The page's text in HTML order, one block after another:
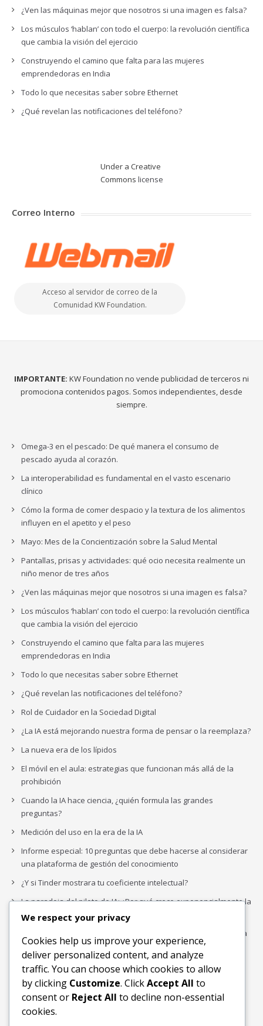
¿Ven las máquinas mejor que nosotros si una imagen es falsa?
Los músculos ‘hablan’ con todo el cuerpo: la revolución científica
que cambia la visión del ejercicio
Construyendo el camino que falta para las mujeres
emprendedoras en India
Todo lo que necesitas saber sobre Ethernet
¿Qué revelan las notificaciones del teléfono?
Under a Creative
Commons license
Correo Interno
Acceso al servidor de correo de la
Comunidad KW Foundation.
IMPORTANTE: KW Foundation no vende publicidad de terceros ni
promociona contenidos pagos. Somos independientes, desde
siempre.
Omega-3 en el pescado: De qué manera el consumo de
pescado ayuda al corazón.
La interoperabilidad es fundamental en el vasto escenario
clínico
Cómo la forma de comer despacio y la textura de los alimentos
influyen en el apetito y el peso
Mayo: Mes de la Concientización sobre la Salud Mental
Pantallas, prisas y actividades: qué ocio necesita realmente un
niño menor de tres años
¿Ven las máquinas mejor que nosotros si una imagen es falsa?
Los músculos ‘hablan’ con todo el cuerpo: la revolución científica
que cambia la visión del ejercicio
Construyendo el camino que falta para las mujeres
emprendedoras en India
Todo lo que necesitas saber sobre Ethernet
¿Qué revelan las notificaciones del teléfono?
Rol de Cuidador en la Sociedad Digital
¿La IA está mejorando nuestra forma de pensar o la reemplaza?
La nueva era de los lípidos
El móvil en el aula: estrategias que funcionan más allá de la
prohibición
Cuando la IA hace ciencia, ¿quién formula las grandes
preguntas?
Medición del uso en la era de la IA
Informe especial: 10 preguntas que debe hacerse al considerar
una plataforma de gestión del conocimiento
¿Y si Tinder mostrara tu coeficiente intelectual?
La paradoja del piloto de IA: ¿Por qué crece exponencialmente la
complejidad de la IA empresarial?
Los organigramas de marketing se crearon para los canales. La
IA acaba de dejarlos obsoletos.
Buscar
Buscar
We respect your privacy
Cookies help us improve your experience,
deliver personalized content, and analyze
traffic. You can choose which cookies to allow
by clicking Customize. ClickAccept All to
consent or Reject All to decline non-essential
cookies.